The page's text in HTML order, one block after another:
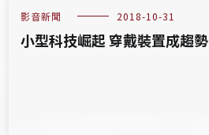
影音新聞 2018-10-31
小型科技崛起 穿戴裝置成趨勢